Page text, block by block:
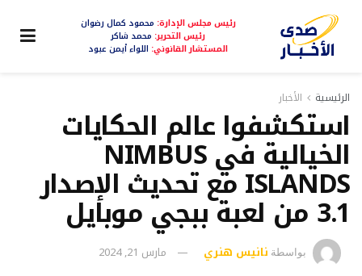
رئيس مجلس الإدارة: محمود كمال رضوان
رئيس التحرير: محمد شاكر
المستشار القانوني: اللواء أيمن عبود
الرئيسية الأخبار
استكشفوا عالم الحكايات
الخيالية في NIMBUS
ISLANDS مع تحديث الإصدار
3.1 من لعبة ببجي موبايل
بواسطة نانيس هنري مارس 21, 2024